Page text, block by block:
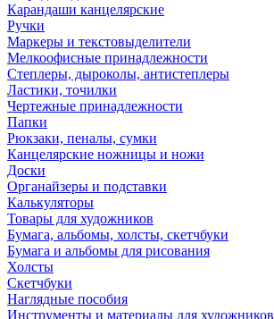
Карандаши канцелярские
Ручки
Маркеры и текстовыделители
Мелкоофисные принадлежности
Степлеры, дыроколы, антистеплеры
Ластики, точилки
Чертежные принадлежности
Папки
Рюкзаки, пеналы, сумки
Канцелярские ножницы и ножи
Доски
Органайзеры и подставки
Калькуляторы
Товары для художников
Бумага, альбомы, холсты, скетчбуки
Бумага и альбомы для рисования
Холсты
Скетчбуки
Наглядные пособия
Инструменты и материалы для художников